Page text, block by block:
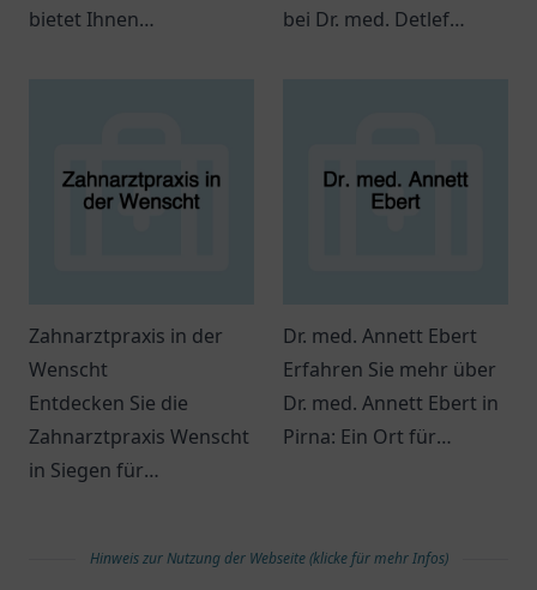
bietet Ihnen
bei Dr. med. Detlef
Ansatz.
Zahnarztpraxis in der
Wenscht
Entdecken Sie die
Zahnarztpraxis Wenscht
in Siegen für
individuelle Betreuung –
Dr. med. Annett Ebert
Erfahren Sie mehr über
Dr. med. Annett Ebert in
Pirna: Ein Ort für
Atmosphäre.
Hinweis zur Nutzung der Webseite (klicke für mehr Infos)